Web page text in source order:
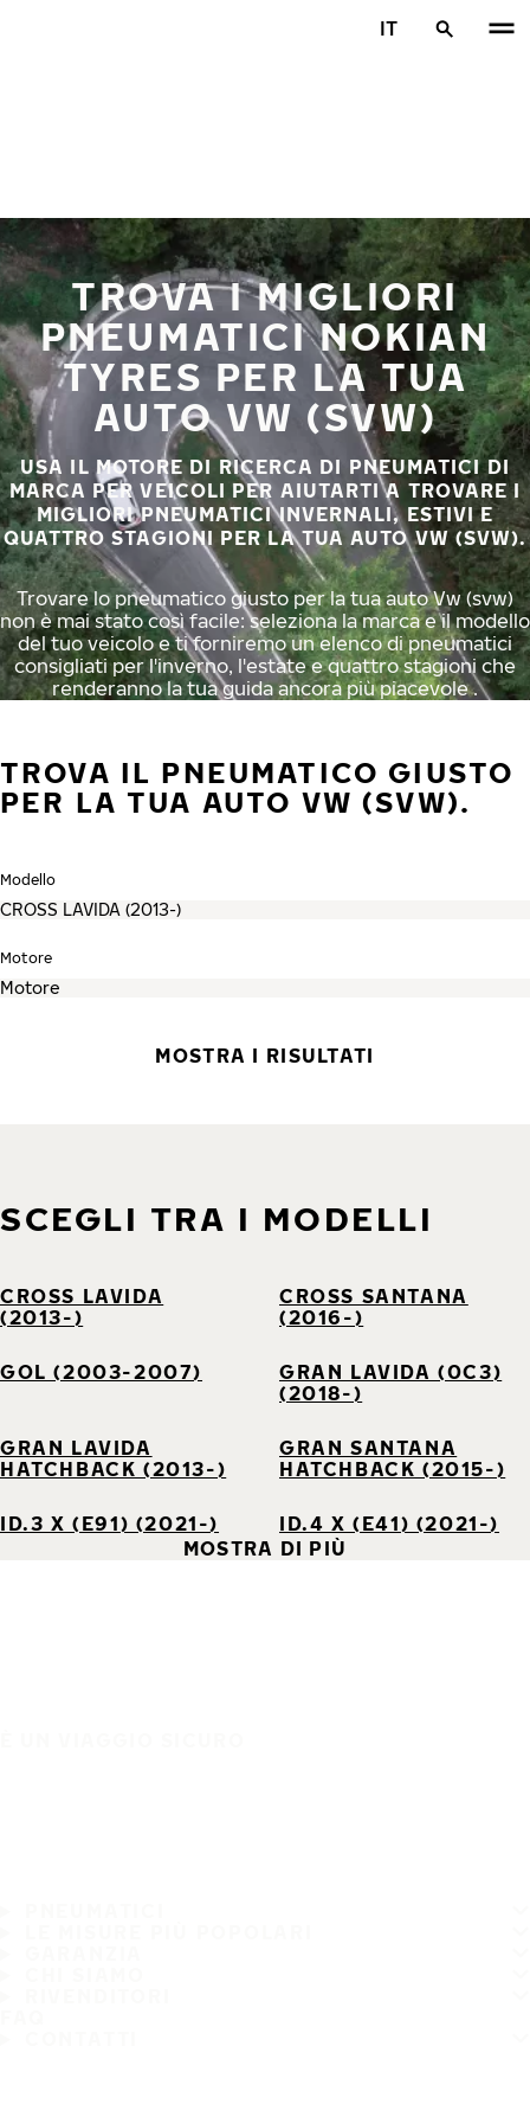
IT
TROVA I MIGLIORI
PNEUMATICI NOKIAN
TYRES PER LA TUA
AUTO VW (SVW)
USA IL MOTORE DI RICERCA DI PNEUMATICI DI
MARCA PER VEICOLI PER AIUTARTI A TROVARE I
MIGLIORI PNEUMATICI INVERNALI, ESTIVI E
QUATTRO STAGIONI PER LA TUA AUTO VW (SVW).
Trovare lo pneumatico giusto per la tua auto Vw (svw)
non è mai stato così facile: seleziona la marca e il modello
del tuo veicolo e ti forniremo un elenco di pneumatici
consigliati per l'inverno, l'estate e quattro stagioni che
renderanno la tua guida ancora più piacevole .
TROVA IL PNEUMATICO GIUSTO
PER LA TUA AUTO VW (SVW).
Modello
Motore
MOSTRA I RISULTATI
SCEGLI TRA I MODELLI
CROSS LAVIDA
(2013-)
CROSS SANTANA
(2016-)
GOL (2003-2007)
GRAN LAVIDA (0C3)
(2018-)
GRAN LAVIDA
HATCHBACK (2013-)
GRAN SANTANA
HATCHBACK (2015-)
ID.3 X (E91) (2021-)
ID.4 X (E41) (2021-)
MOSTRA DI PIÙ